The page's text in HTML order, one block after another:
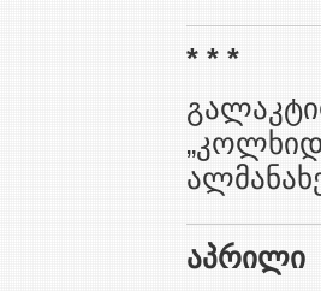
* * *
აპრილი